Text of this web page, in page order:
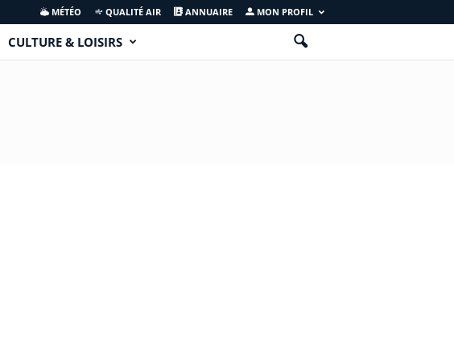
MÉTÉO QUALITÉ AIR ANNUAIRE MON PROFIL
CULTURE & LOISIRS